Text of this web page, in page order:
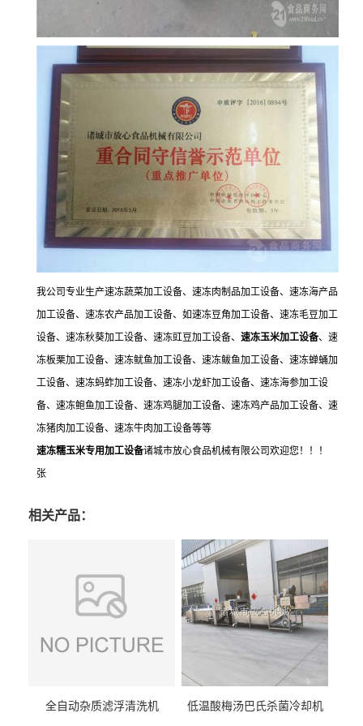
我公司专业生产速冻蔬菜加工设备、速冻肉制品加工设备、速冻海产品
加工设备、速冻农产品加工设备、如速冻豆角加工设备、速冻毛豆加工
设备、速冻秋葵加工设备、速冻豇豆加工设备、 速冻玉米加工设备、速
冻板栗加工设备、速冻鱿鱼加工设备、速冻鲅鱼加工设备、速冻蝉蛹加
工设备、速冻蚂蚱加工设备、速冻小龙虾加工设备、速冻海参加工设
备、速冻鲍鱼加工设备、速冻鸡腿加工设备、速冻鸡产品加工设备、速
冻猪肉加工设备、速冻牛肉加工设备等等
速冻糯玉米专用加工设备诸城市放心食品机械有限公司欢迎您！！！
张
相关产品：
全自动杂质滤浮清洗机 低温酸梅汤巴氏杀菌冷却机